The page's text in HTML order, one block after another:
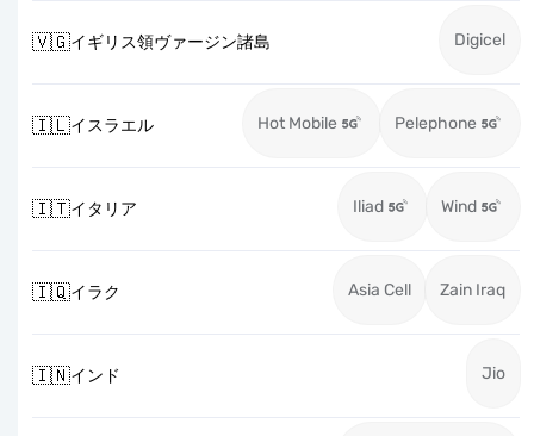
🇻🇬イギリス領ヴァージン諸島 Digicel
🇮🇱イスラエル Hot Mobile Pelephone
🇮🇹イタリア Iliad Wind
🇮🇶イラク Asia Cell Zain Iraq
🇮🇳インド Jio